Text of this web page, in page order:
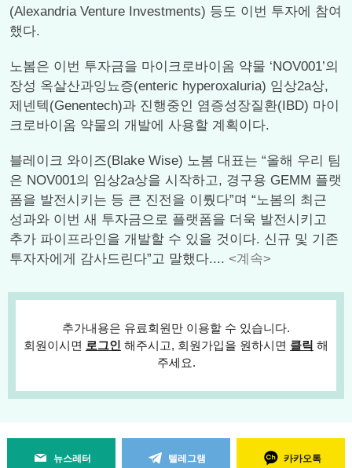
(Alexandria Venture Investments) 등도 이번 투자에 참여
했다.
노봄은 이번 투자금을 마이크로바이옴 약물 ‘NOV001’의
장성 옥살산과잉뇨증(enteric hyperoxaluria) 임상2a상,
제넨텍(Genentech)과 진행중인 염증성장질환(IBD) 마이
크로바이옴 약물의 개발에 사용할 계획이다.
블레이크 와이즈(Blake Wise) 노봄 대표는 “올해 우리 팀
은 NOV001의 임상2a상을 시작하고, 경구용 GEMM 플랫
폼을 발전시키는 등 큰 진전을 이뤘다”며 “노봄의 최근
성과와 이번 새 투자금으로 플랫폼을 더욱 발전시키고
추가 파이프라인을 개발할 수 있을 것이다. 신규 및 기존
투자자에게 감사드린다”고 말했다.... <계속>
추가내용은 유료회원만 이용할 수 있습니다.
회원이시면 로그인 해주시고, 회원가입을 원하시면 클릭 해
주세요.
뉴스레터 텔레그램 카카오톡